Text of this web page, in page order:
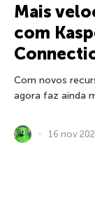
Mais
com
Com novos
agora faz ainda
16 nov